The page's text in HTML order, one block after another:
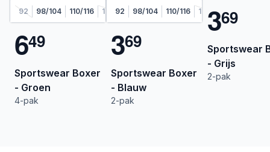
92 98/104 110/116 122/128
649
Sportswear Boxer
- Groen
4-pak
92 98/104 110/116 122/128
369
Sportswear Boxer
- Blauw
2-pak
369
Sportswear
- Grijs
2-pak